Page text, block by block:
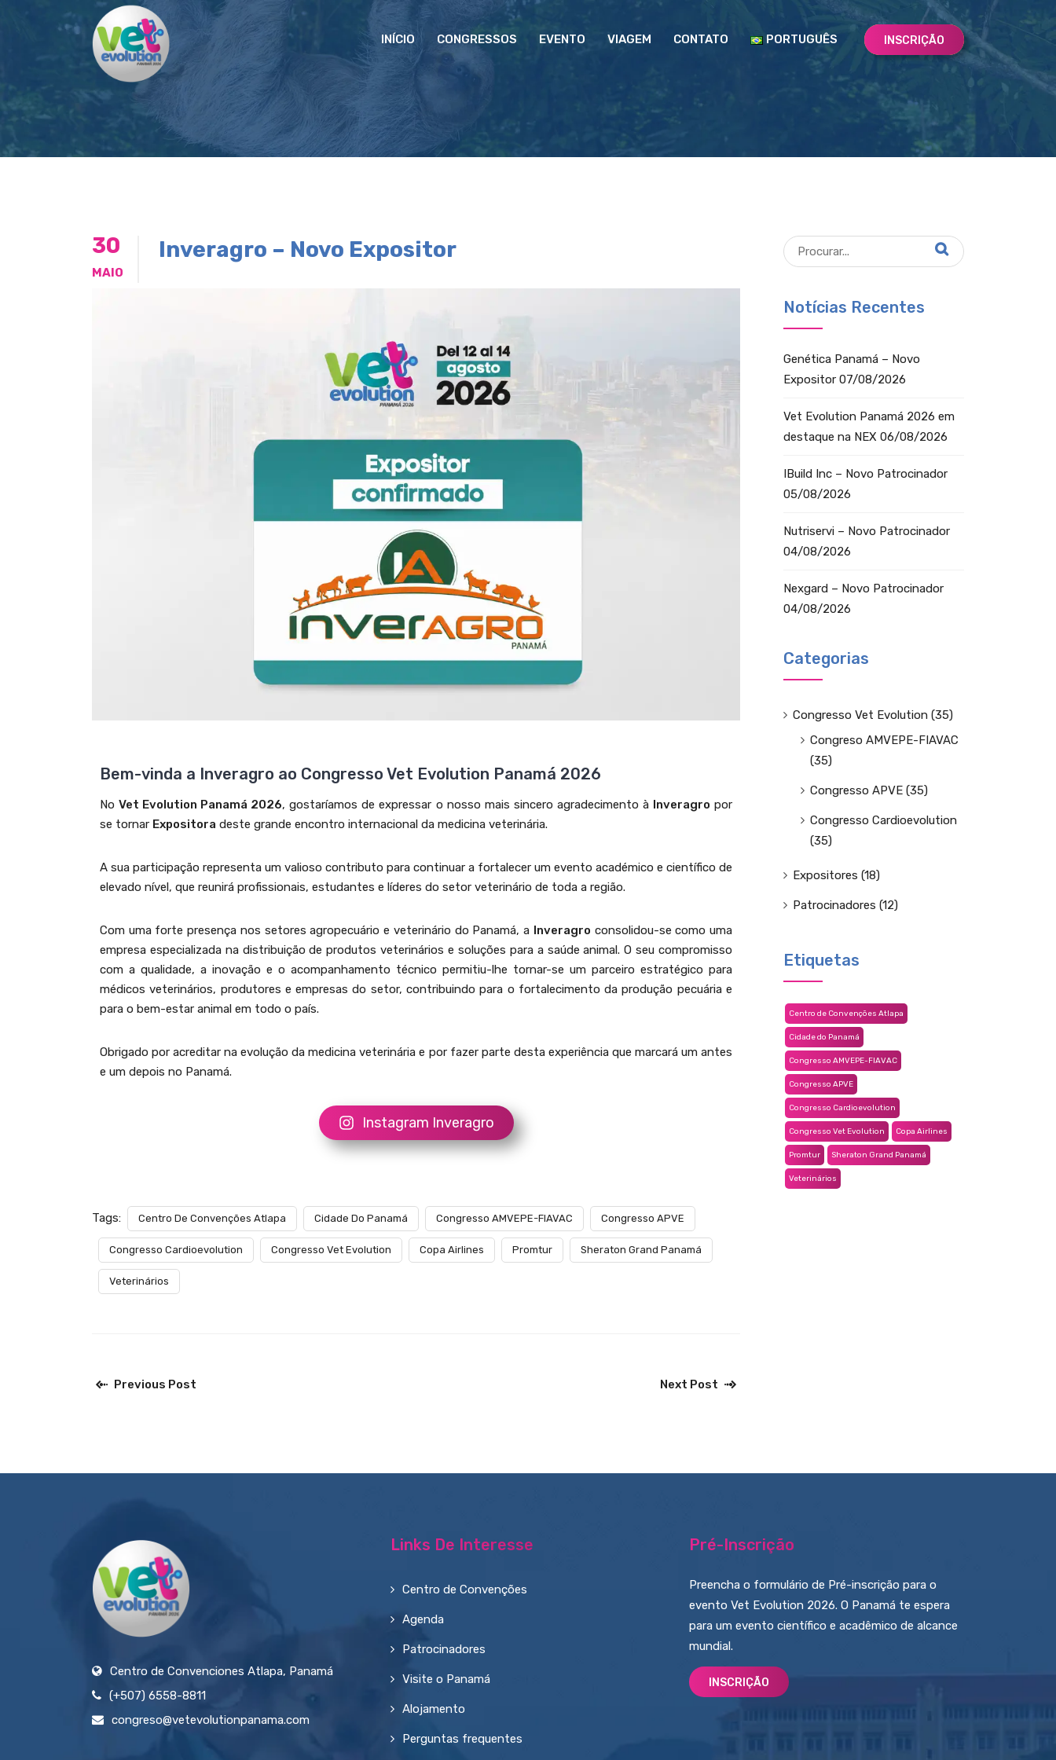
INSCRIÇÃO
INÍCIO CONGRESSOS EVENTO VIAGEM CONTATO PORTUGUÊS
30
MAIO
Inveragro – Novo Expositor
Bem-vinda a Inveragro ao Congresso Vet Evolution Panamá 2026
NoVet Evolution Panamá 2026, gostaríamos de expressar o nosso mais sincero agradecimento à Inveragro por
se tornar Expositora deste grande encontro internacional da medicina veterinária.
A sua participação representa um valioso contributo para continuar a fortalecer um evento académico e científico de
elevado nível, que reunirá profissionais, estudantes e líderes do setor veterinário de toda a região.
Com uma forte presença nos setores agropecuário e veterinário do Panamá, a Inveragro consolidou-se como uma
empresa especializada na distribuição de produtos veterinários e soluções para a saúde animal. O seu compromisso
com a qualidade, a inovação e o acompanhamento técnico permitiu-lhe tornar-se um parceiro estratégico para
médicos veterinários, produtores e empresas do setor, contribuindo para o fortalecimento da produção pecuária e
para o bem-estar animal em todo o país.
Obrigado por acreditar na evolução da medicina veterinária e por fazer parte desta experiência que marcará um antes
e um depois no Panamá.
Instagram Inveragro
Tags: Centro De Convenções Atlapa Cidade Do Panamá Congresso AMVEPE-FIAVAC Congresso APVE
Congresso Cardioevolution Congresso Vet Evolution Copa Airlines Promtur Sheraton Grand Panamá
Veterinários
Previous Post Next Post
Notícias Recentes
Genética Panamá – Novo
Expositor 07/08/2026
Vet Evolution Panamá 2026 em
destaque na NEX 06/08/2026
IBuild Inc – Novo Patrocinador
05/08/2026
Nutriservi – Novo Patrocinador
04/08/2026
Nexgard – Novo Patrocinador
04/08/2026
Categorias
Congresso Vet Evolution (35)
Congreso AMVEPE-FIAVAC
(35)
Congresso APVE (35)
Congresso Cardioevolution
(35)
Expositores (18)
Patrocinadores (12)
Etiquetas
Centro de Convenções Atlapa
Cidade do Panamá
Congresso AMVEPE-FIAVAC
Congresso APVE
Congresso Cardioevolution
Congresso Vet Evolution Copa Airlines
Promtur Sheraton Grand Panamá
Veterinários
Centro de Convenciones Atlapa, Panamá
(+507) 6558-8811
congreso@vetevolutionpanama.com
Links De Interesse
Centro de Convenções
Agenda
Patrocinadores
Visite o Panamá
Alojamento
Perguntas frequentes
Pré-Inscrição
Preencha o formulário de Pré-inscrição para o
evento Vet Evolution 2026. O Panamá te espera
para um evento científico e acadêmico de alcance
mundial.
INSCRIÇÃO